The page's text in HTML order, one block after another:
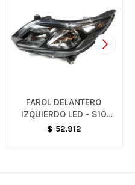
FAROL DELANTERO
IZQUIERDO LED - S10
LTZ
$ 52.912